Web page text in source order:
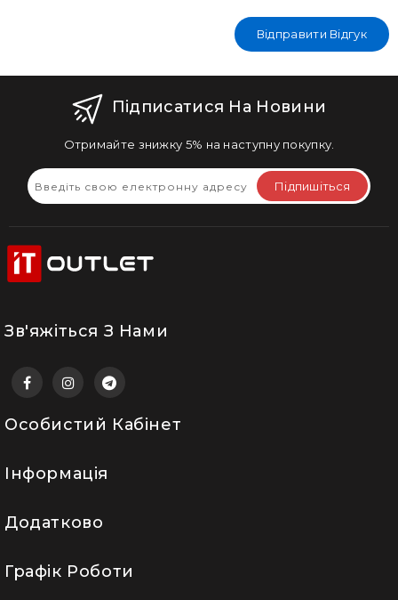
Відправити Відгук
Підписатися На Новини
Отримайте знижку 5% на наступну покупку.
Підпишіться
Зв'яжіться З Нами
Особистий Кабінет
Інформація
Додатково
Графік Роботи